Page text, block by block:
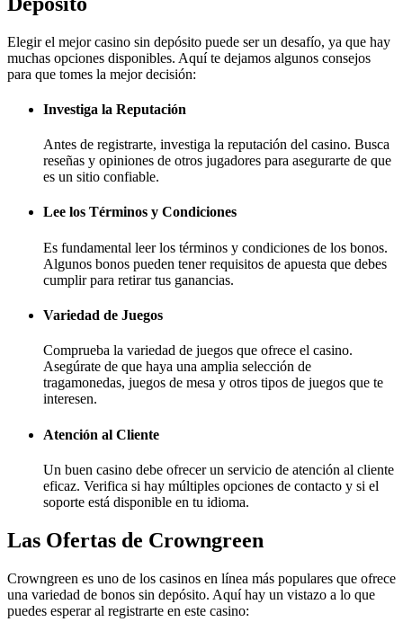
Elegir el mejor casino sin depósito puede ser un desafío, ya que hay
muchas opciones disponibles. Aquí te dejamos algunos consejos
para que tomes la mejor decisión:
Investiga la Reputación
Antes de registrarte, investiga la reputación del casino. Busca
reseñas y opiniones de otros jugadores para asegurarte de que
es un sitio confiable.
Lee los Términos y Condiciones
Es fundamental leer los términos y condiciones de los bonos.
Algunos bonos pueden tener requisitos de apuesta que debes
cumplir para retirar tus ganancias.
Variedad de Juegos
Comprueba la variedad de juegos que ofrece el casino.
Asegúrate de que haya una amplia selección de
tragamonedas, juegos de mesa y otros tipos de juegos que te
interesen.
Atención al Cliente
Un buen casino debe ofrecer un servicio de atención al cliente
eficaz. Verifica si hay múltiples opciones de contacto y si el
soporte está disponible en tu idioma.
Las Ofertas de Crowngreen
Crowngreen es uno de los casinos en línea más populares que ofrece
una variedad de bonos sin depósito. Aquí hay un vistazo a lo que
puedes esperar al registrarte en este casino: